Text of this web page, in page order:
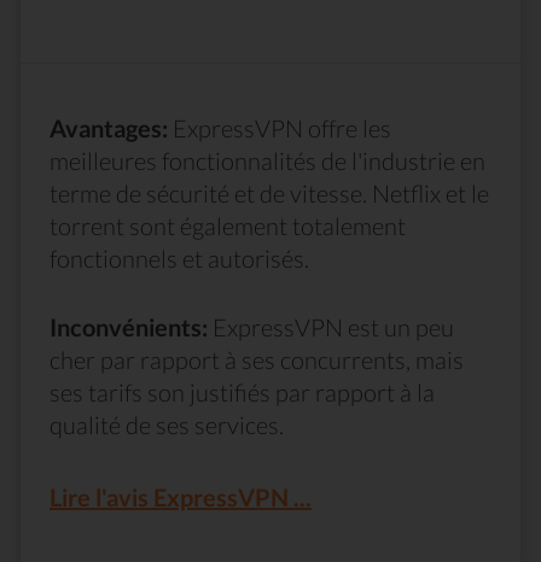
Avantages: ExpressVPN offre les
meilleures fonctionnalités de l'industrie en
terme de sécurité et de vitesse. Netflix et le
torrent sont également totalement
fonctionnels et autorisés.
Inconvénients: ExpressVPN est un peu
cher par rapport à ses concurrents, mais
ses tarifs son justifiés par rapport à la
qualité de ses services.
Lire l'avis ExpressVPN ...